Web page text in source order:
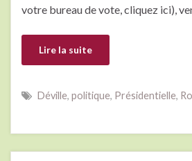
votre bureau de vote, cliquez ici),
Lire la suite
Déville, politique, Présidentielle,